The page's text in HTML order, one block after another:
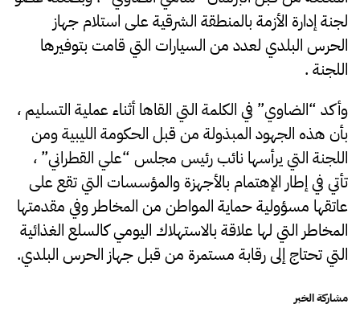
لجنة إدارة الأزمة بالمنطقة الشرقية على استلام جهاز
الحرس البلدي لعدد من السيارات التي قامت بتوفيرها
اللجنة .
وأكد “الضاوي” في الكلمة التي القاها أثناء عملية التسليم ،
بأن هذه الجهود المبذولة من قبل الحكومة الليبية ومن
اللجنة التي يرأسها نائب رئيس مجلس “علي القطراني” ،
تأتي في إطار الإهتمام بالأجهزة والمؤسسات التي تقع على
عاتقها مسؤولية حماية المواطن من المخاطر وفي مقدمتها
المخاطر التي لها علاقة بالاستهلاك اليومي كالسلع الغذائية
التي تحتاج إلى رقابة مستمرة من قبل جهاز الحرس البلدي.
مشاركة الخبر